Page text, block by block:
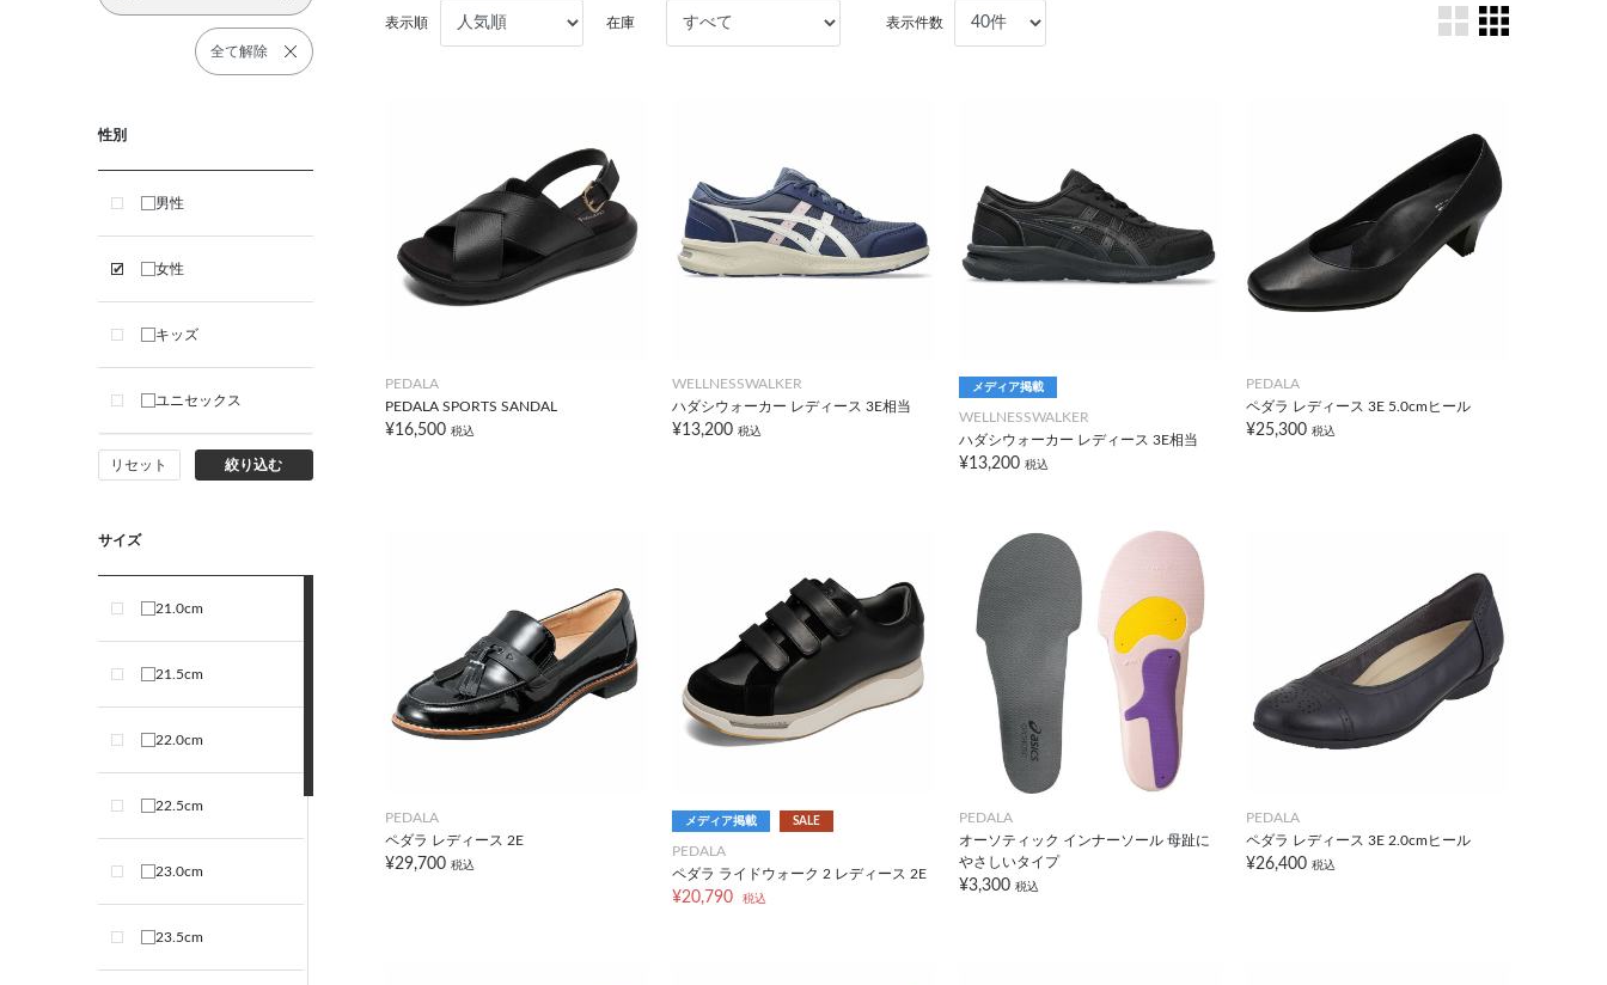
全て解除
性別
男性
女性
キッズ
ユニセックス
リセット 絞り込む
サイズ
21.0cm
21.5cm
22.0cm
22.5cm
23.0cm
23.5cm
表示順 在庫 表示件数
PEDALA
PEDALA SPORTS SANDAL
¥16,500 税込
WELLNESSWALKER
ハダシウォーカー レディース 3E相当
¥13,200 税込
メディア掲載
WELLNESSWALKER
ハダシウォーカー レディース 3E相当
¥13,200 税込
PEDALA
ペダラ レディース 3E 5.0cmヒール
¥25,300 税込
PEDALA
ペダラ レディース 2E
¥29,700 税込
メディア掲載 SALE
PEDALA
ペダラ ライドウォーク 2 レディース 2E
¥20,790 税込
PEDALA
オーソティック インナーソール 母趾に
やさしいタイプ
¥3,300 税込
PEDALA
ペダラ レディース 3E 2.0cmヒール
¥26,400 税込